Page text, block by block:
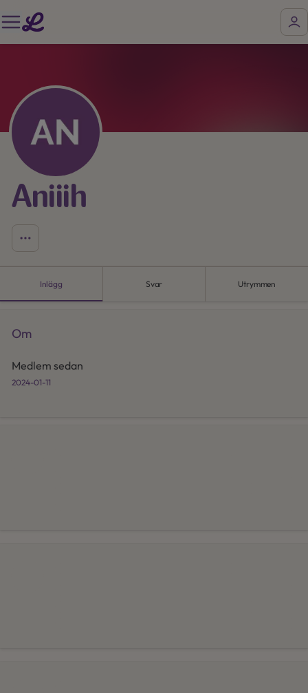
Aniiih
Inlägg Svar Utrymmen
Om
Medlem sedan
2024-01-11